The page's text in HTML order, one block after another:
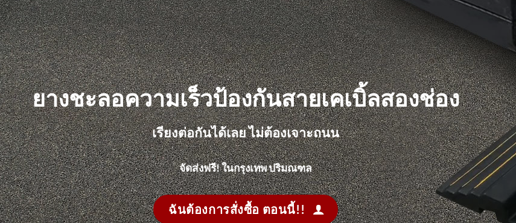
ยางชะลอความเร็วป้องกันสายเคเบิ้ลสองช่อง
เรียงต่อกันได้เลย ไม่ต้องเจาะถนน
จัดส่งฟรี! ในกรุงเทพ ปริมณฑล
ฉันต้องการสั่งซื้อ ตอนนี้!!